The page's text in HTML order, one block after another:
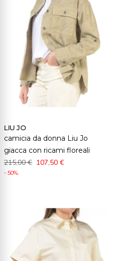
LIU JO
camicia da donna Liu Jo
giacca con ricami floreali
215,00 € 107,50 €
- 50%